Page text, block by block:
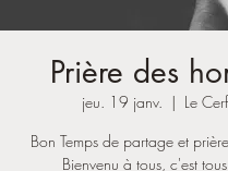
Prière des
jeu. 19 janv.
  |
Le
Bon Temps de partage et
Bienvenu à tous, c'est